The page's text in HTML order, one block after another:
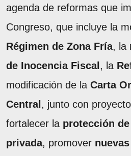
agenda de reformas que
Congreso, que incluye la
Régimen de Zona Fría, la
de Inocencia Fiscal , la
modificación de la Carta
Central , junto con
fortalecer la protección
privada, promover